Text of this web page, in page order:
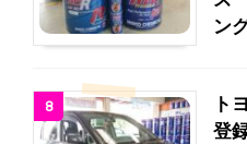
ン
8
ト
登